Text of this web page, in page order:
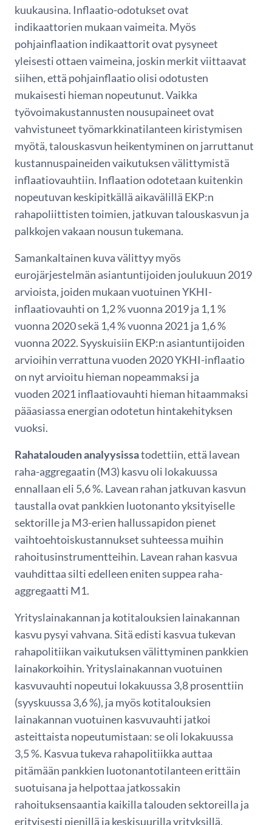
kuukausina. Inflaatio-odotukset ovat
indikaattorien mukaan vaimeita. Myös
pohjainflaation indikaattorit ovat pysyneet
yleisesti ottaen vaimeina, joskin merkit viittaavat
siihen, että pohjainflaatio olisi odotusten
mukaisesti hieman nopeutunut. Vaikka
työvoimakustannusten nousupaineet ovat
vahvistuneet työmarkkinatilanteen kiristymisen
myötä, talouskasvun heikentyminen on jarruttanut
kustannuspaineiden vaikutuksen välittymistä
inflaatiovauhtiin. Inflaation odotetaan kuitenkin
nopeutuvan keskipitkällä aikavälillä EKP:n
rahapoliittisten toimien, jatkuvan talouskasvun ja
palkkojen vakaan nousun tukemana.
Samankaltainen kuva välittyy myös
eurojärjestelmän asiantuntijoiden joulukuun 2019
arvioista, joiden mukaan vuotuinen YKHI-
inflaatiovauhti on 1,2 % vuonna 2019 ja 1,1 %
vuonna 2020 sekä 1,4 % vuonna 2021 ja 1,6 %
vuonna 2022. Syyskuisiin EKP:n asiantuntijoiden
arvioihin verrattuna vuoden 2020 YKHI-inflaatio
on nyt arvioitu hieman nopeammaksi ja
vuoden 2021 inflaatiovauhti hieman hitaammaksi
pääasiassa energian odotetun hintakehityksen
vuoksi.
Rahatalouden analyysissatodettiin, että lavean
raha-aggregaatin (M3) kasvu oli lokakuussa
ennallaan eli 5,6 %. Lavean rahan jatkuvan kasvun
taustalla ovat pankkien luotonanto yksityiselle
sektorille ja M3-erien hallussapidon pienet
vaihtoehtoiskustannukset suhteessa muihin
rahoitusinstrumentteihin. Lavean rahan kasvua
vauhdittaa silti edelleen eniten suppea raha-
aggregaatti M1.
Yrityslainakannan ja kotitalouksien lainakannan
kasvu pysyi vahvana. Sitä edisti kasvua tukevan
rahapolitiikan vaikutuksen välittyminen pankkien
lainakorkoihin. Yrityslainakannan vuotuinen
kasvuvauhti nopeutui lokakuussa 3,8 prosenttiin
(syyskuussa 3,6 %), ja myös kotitalouksien
lainakannan vuotuinen kasvuvauhti jatkoi
asteittaista nopeutumistaan: se oli lokakuussa
3,5 %. Kasvua tukeva rahapolitiikka auttaa
pitämään pankkien luotonantotilanteen erittäin
suotuisana ja helpottaa jatkossakin
rahoituksensaantia kaikilla talouden sektoreilla ja
erityisesti pienillä ja keskisuurilla yrityksillä.